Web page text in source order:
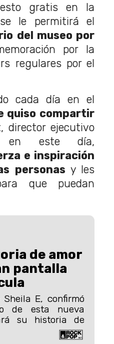
gratis en la
le permitirá el
del museo por
por la
regulares por el
cada día en el
quiso compartir
director ejecutivo
en este día,
e inspiración
personas y les
que puedan
de amor
pantalla
E, confirmó
de esta nueva
su historia de